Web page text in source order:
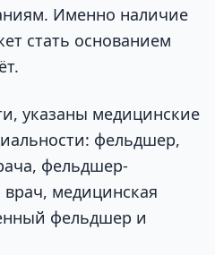
Именно наличие
стать основанием
указаны медицинские
фельдшер,
фельдшер-
медицинская
фельдшер и